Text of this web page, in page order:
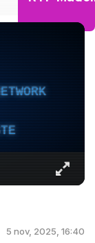
5 nov, 2025, 16:40